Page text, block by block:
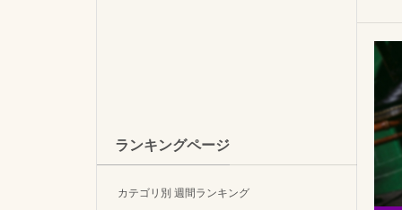
ランキングページ
カテゴリ別 週間ランキング